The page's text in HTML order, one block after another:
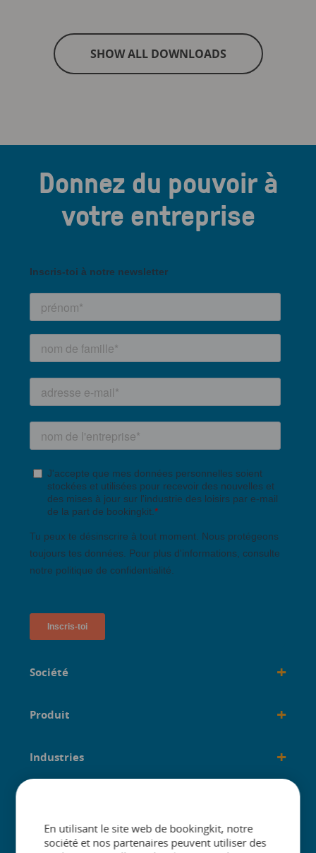
SHOW ALL DOWNLOADS
Donnez du pouvoir à
votre entreprise
Société +
Produit +
Industries +
En utilisant le site web de bookingkit, notre
société et nos partenaires peuvent utiliser des